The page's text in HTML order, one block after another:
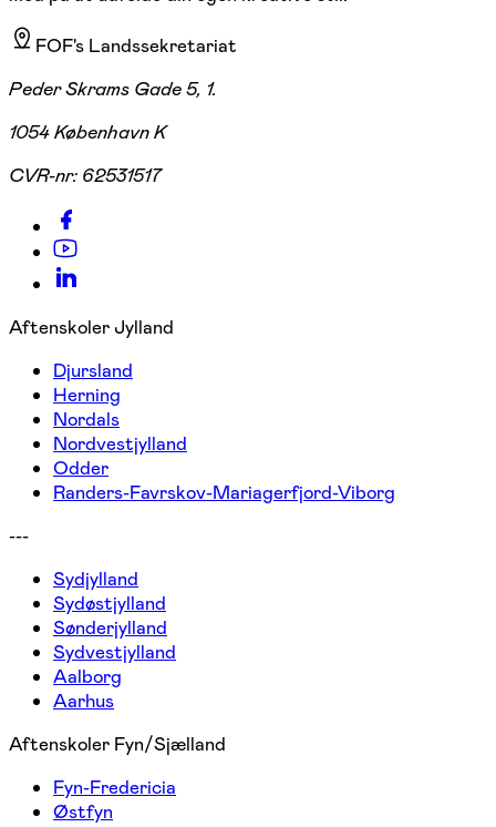
FOF's Landssekretariat
Peder Skrams Gade 5, 1.
1054 København K
CVR-nr: 62531517
Aftenskoler Jylland
Djursland
Herning
Nordals
Nordvestjylland
Odder
Randers-Favrskov-Mariagerfjord-Viborg
---
Sydjylland
Sydøstjylland
Sønderjylland
Sydvestjylland
Aalborg
Aarhus
Aftenskoler Fyn/Sjælland
Fyn-Fredericia
Østfyn